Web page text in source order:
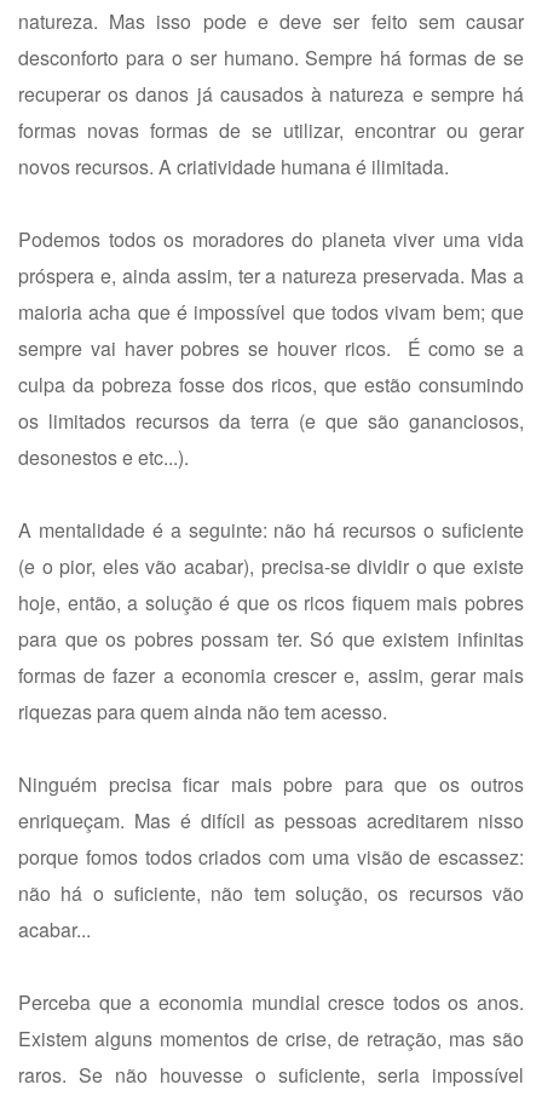
natureza. Mas isso pode e deve ser feito sem causar
desconforto para o ser humano. Sempre há formas de se
recuperar os danos já causados à natureza e sempre há
formas novas formas de se utilizar, encontrar ou gerar
novos recursos. A criatividade humana é ilimitada.
Podemos todos os moradores do planeta viver uma vida
próspera e, ainda assim, ter a natureza preservada. Mas a
maioria acha que é impossível que todos vivam bem; que
sempre vai haver pobres se houver ricos. É como se a
culpa da pobreza fosse dos ricos, que estão consumindo
os limitados recursos da terra (e que são gananciosos,
desonestos e etc...).
A mentalidade é a seguinte: não há recursos o suficiente
(e o pior, eles vão acabar), precisa-se dividir o que existe
hoje, então, a solução é que os ricos fiquem mais pobres
para que os pobres possam ter. Só que existem infinitas
formas de fazer a economia crescer e, assim, gerar mais
riquezas para quem ainda não tem acesso.
Ninguém precisa ficar mais pobre para que os outros
enriqueçam. Mas é difícil as pessoas acreditarem nisso
porque fomos todos criados com uma visão de escassez:
não há o suficiente, não tem solução, os recursos vão
acabar...
Perceba que a economia mundial cresce todos os anos.
Existem alguns momentos de crise, de retração, mas são
raros. Se não houvesse o suficiente, seria impossível